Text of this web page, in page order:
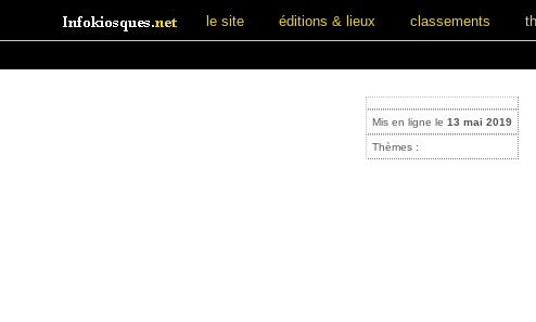
le site éditions & lieux classements
Mis en ligne le 13 mai 2019
Thèmes :